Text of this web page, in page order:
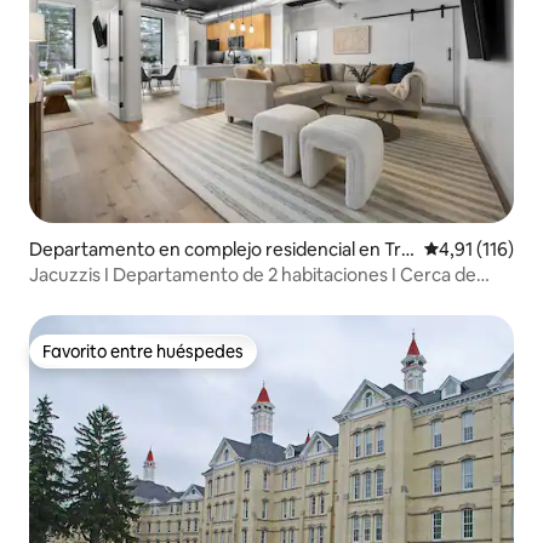
Departamento en complejo residencial en Tra
verse City
Calificación
4,91 (116)
Jacuzzis I Departamento de 2 habitaciones I Cerca de
Favorito entre huéspedes
Favorito entre huéspedes